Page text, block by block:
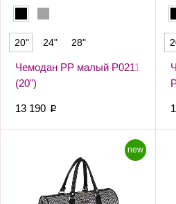
20" 24" 28"
Чемодан PP малый Р0211
(20")
13 190 p
new